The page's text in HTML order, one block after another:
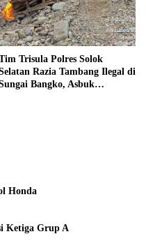
Trisula Polres Solok
Razia Tambang Ilegal di
Bangko, Asbuk
Honda
Ketiga Grup A